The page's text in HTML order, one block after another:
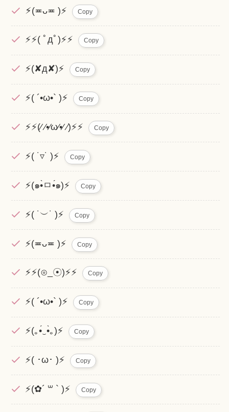
⚡︎(≖ᴗ≖ )⚡ Copy
⚡⚡( ﾟдﾟ)⚡⚡ Copy
⚡(✘д✘)⚡ Copy
⚡( ´•ω•` )⚡ Copy
⚡⚡(⁄ ⁄•⁄ω⁄•⁄ ⁄)⚡⚡ Copy
⚡( ˙▿˙ )⚡ Copy
⚡(๑•̀ㅁ•́๑)⚡ Copy
⚡( ˙︶˙ )⚡ Copy
⚡️(≖ᴗ≖ )⚡️ Copy
⚡⚡(⊙_☉)⚡⚡ Copy
⚡( ´•ω•` )⚡ Copy
⚡(｡•́‿•̀｡)⚡ Copy
⚡( ･ω･ )⚡ Copy
⚡(✿´ ꒳ ` )⚡ Copy